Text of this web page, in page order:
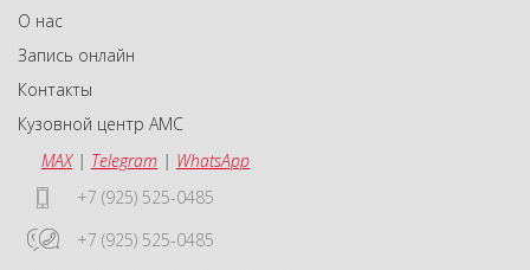
О нас
Запись онлайн
Контакты
Кузовной центр АМС
MAX| Telegram | WhatsApp
+7 (925) 525-0485
+7 (925) 525-0485